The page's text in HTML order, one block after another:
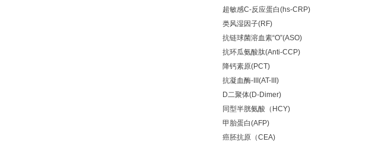
超敏感C-反应蛋白(hs-CRP)
类风湿因子(RF)
抗链球菌溶血素“O”(ASO)
抗环瓜氨酸肽(Anti-CCP)
降钙素原(PCT)
抗凝血酶-III(AT-III)
D二聚体(D-Dimer)
同型半胱氨酸（HCY)
甲胎蛋白(AFP)
癌胚抗原（CEA)